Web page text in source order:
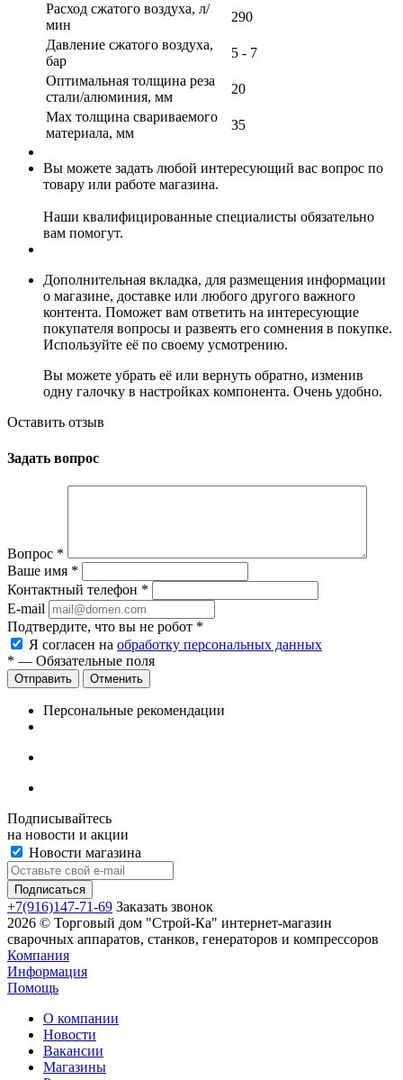
Расход сжатого воздуха, л/
мин
290
Давление сжатого воздуха,
бар
5 - 7
Оптимальная толщина реза
стали/алюминия, мм
20
Max толщина свариваемого
материала, мм
35
Вы можете задать любой интересующий вас вопрос по
товару или работе магазина.
Наши квалифицированные специалисты обязательно
вам помогут.
Дополнительная вкладка, для размещения информации
о магазине, доставке или любого другого важного
контента. Поможет вам ответить на интересующие
покупателя вопросы и развеять его сомнения в покупке.
Используйте её по своему усмотрению.
Вы можете убрать её или вернуть обратно, изменив
одну галочку в настройках компонента. Очень удобно.
Оставить отзыв
Задать вопрос
Вопрос *
Ваше имя *
Контактный телефон *
E-mail
Подтвердите, что вы не робот *
Я согласен на обработку персональных данных
* — Обязательные поля
Отменить
Персональные рекомендации
Подписывайтесь
на новости и акции
Новости магазина
+7(916)147-71-69 Заказать звонок
2026 © Торговый дом "Строй-Ка" интернет-магазин
сварочных аппаратов, станков, генераторов и компрессоров
Компания
Информация
Помощь
О компании
Новости
Вакансии
Магазины